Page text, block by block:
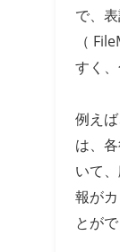
で、
（
すく
例え
は、
いて
報が
とが